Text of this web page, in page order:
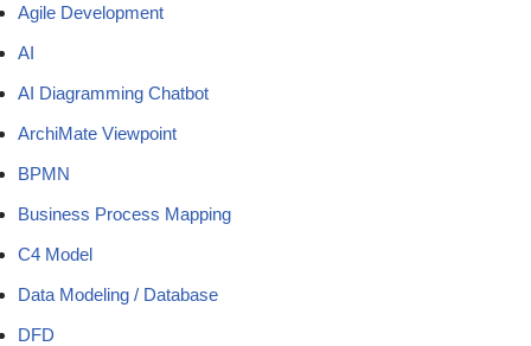
Agile Development
AI
AI Diagramming Chatbot
ArchiMate Viewpoint
BPMN
Business Process Mapping
C4 Model
Data Modeling / Database
DFD